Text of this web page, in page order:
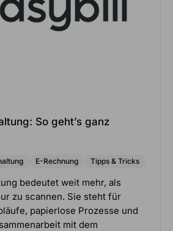
So geht’s ganz
E-Rechnung Tipps & Tricks
bedeutet weit mehr, als
zu scannen. Sie steht für
papierlose Prozesse und
mit dem